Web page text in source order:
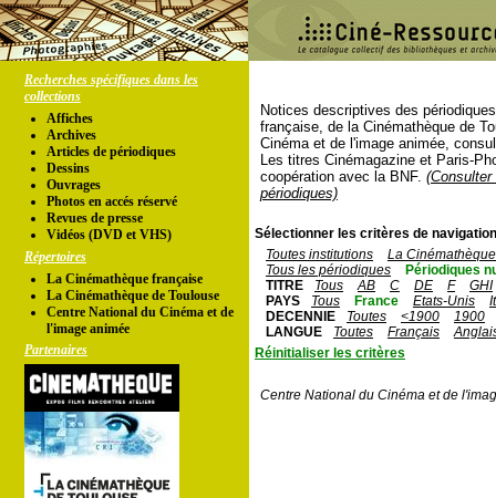
Recherches spécifiques dans les
collections
Affiches
Archives
Articles de périodiques
Dessins
Ouvrages
Photos en accés réservé
Revues de presse
Vidéos (DVD et VHS)
Répertoires
La Cinémathèque française
La Cinémathèque de Toulouse
Centre National du Cinéma et de
l'image animée
Partenaires
Notices descriptives des
française, de la Cinémathèque de
Cinéma et de l'image animée,
Les titres Cinémagazine et Paris-
coopération avec la BNF.
périodiques)
Sélectionner les critères de
Toutes institutions
La
Tous les périodiques
Périodiques
TITRE
Tous AB C DE F
GHI
PAYS
Tous France Etats-Unis
DECENNIE
Toutes <1900
1900
LANGUE
Toutes Français
Réinitialiser les critères
Centre National du Cinéma et de